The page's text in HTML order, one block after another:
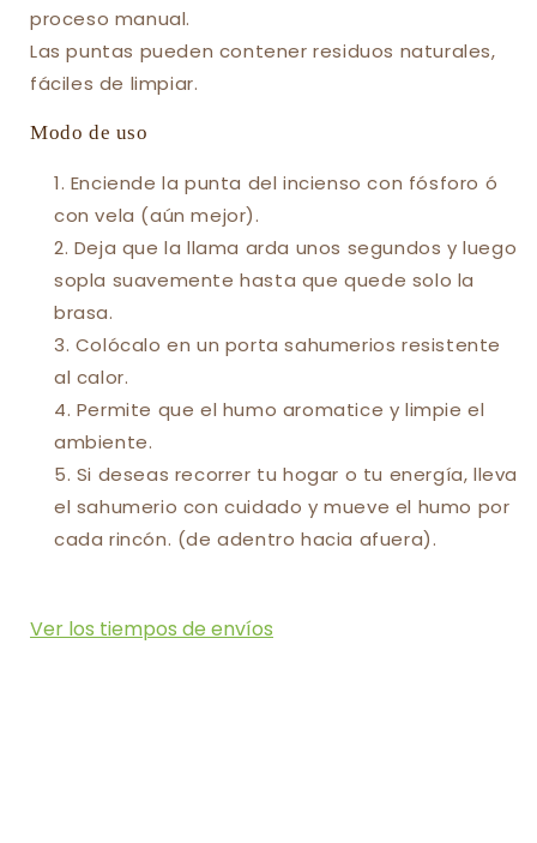
proceso manual.
Las puntas pueden contener residuos naturales,
fáciles de limpiar.
Modo de uso
Enciende la punta del incienso con fósforo ó
con vela (aún mejor).
Deja que la llama arda unos segundos y luego
sopla suavemente hasta que quede solo la
brasa.
Colócalo en un porta sahumerios resistente
al calor.
Permite que el humo aromatice y limpie el
ambiente.
Si deseas recorrer tu hogar o tu energía, lleva
el sahumerio con cuidado y mueve el humo por
cada rincón. (de adentro hacia afuera).
Ver los tiempos de envíos